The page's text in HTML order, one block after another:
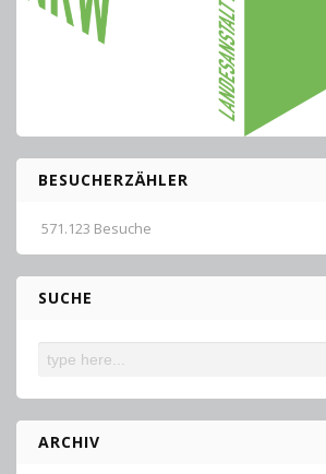
BESUCHERZÄHLER
571.123 Besuche
SUCHE
ARCHIV